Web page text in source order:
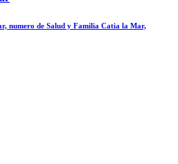
numero de Salud y Familia Catia la Mar,